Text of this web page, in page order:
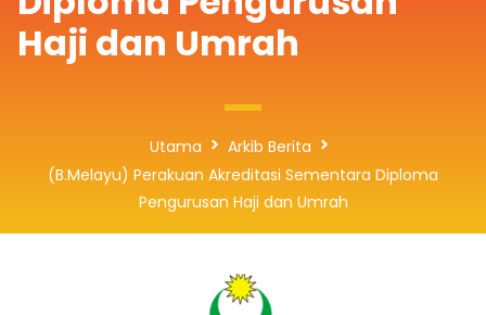
Haji dan Umrah
Utama
Arkib Berita
(B.Melayu) Perakuan Akreditasi Sementara Diploma
Pengurusan Haji dan Umrah